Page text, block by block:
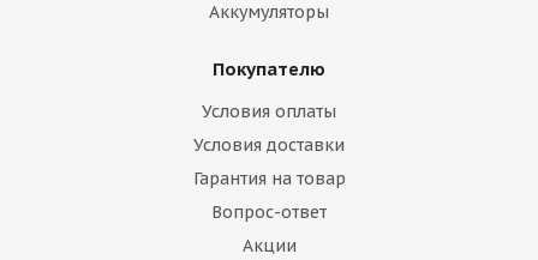
Аккумуляторы
Покупателю
Условия оплаты
Условия доставки
Гарантия на товар
Вопрос-ответ
Акции